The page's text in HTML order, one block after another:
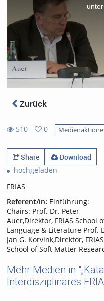
Zurück
510
views
0
favorites
Share
Download
hochgeladen
FRIAS
Referent/in: Einführung:
Chairs: Prof. Dr. Peter
Auer,Direktor, FRIAS School
Language & Literature Prof.
Jan G. Korvink,Direktor, FRIAS
School of Soft Matter
Mehr Medien in
Interdisziplinäres